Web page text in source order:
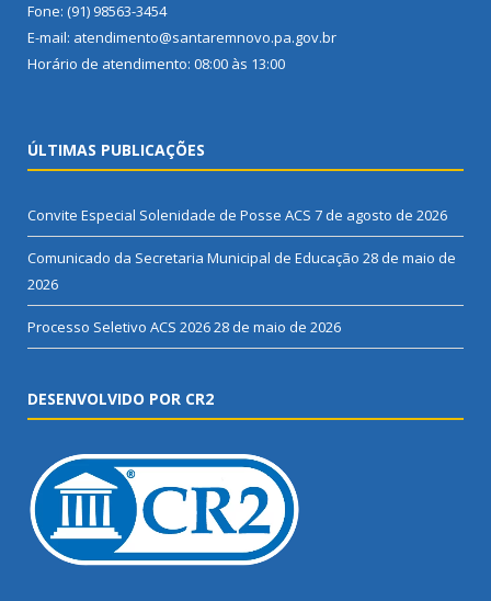
Fone: (91) 98563-3454
E-mail: atendimento@santaremnovo.pa.gov.br
Horário de atendimento: 08:00 às 13:00
ÚLTIMAS PUBLICAÇÕES
Convite Especial Solenidade de Posse ACS 7 de agosto de 2026
Comunicado da Secretaria Municipal de Educação 28 de maio de
2026
Processo Seletivo ACS 202628 de maio de 2026
DESENVOLVIDO POR CR2